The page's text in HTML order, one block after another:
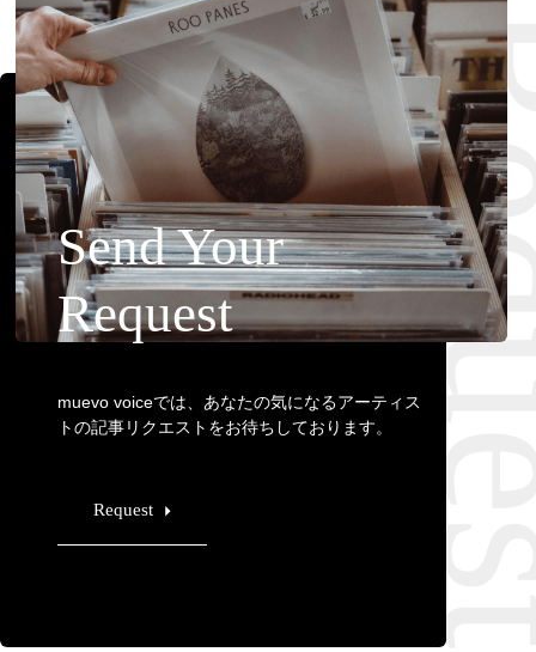
Send Your
Request
muevo voiceでは、あなたの気になるアーティス
トの記事リクエストをお待ちしております。
Request